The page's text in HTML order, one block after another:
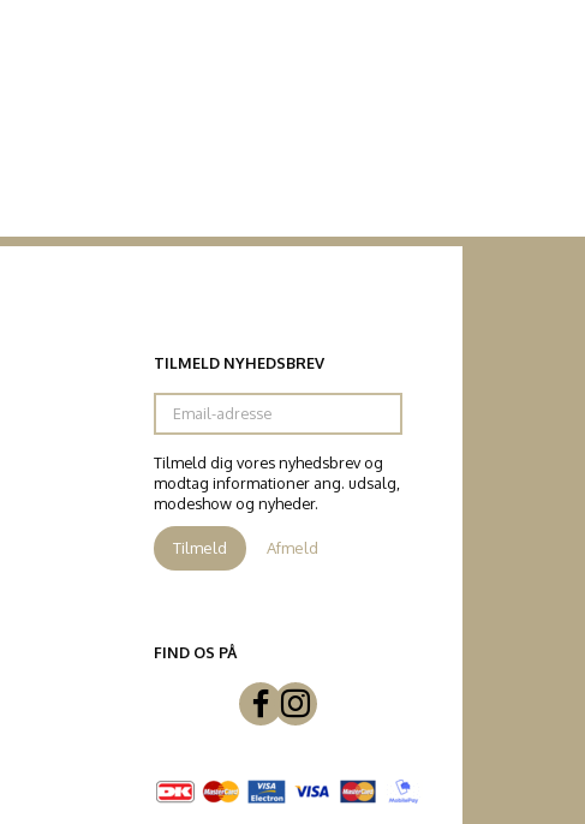
TILMELD NYHEDSBREV
Email-
adresse
Tilmeld dig vores nyhedsbrev og
modtag informationer ang. udsalg,
modeshow og nyheder.
Tilmeld Afmeld
FIND OS PÅ